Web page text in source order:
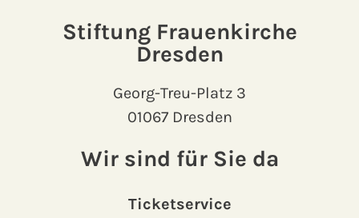
Stiftung Frauenkirche
Dresden
Georg-Treu-Platz 3
01067 Dresden
Wir sind für Sie da
Ticketservice